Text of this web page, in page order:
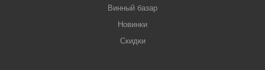
Винный базар
Новинки
Скидки